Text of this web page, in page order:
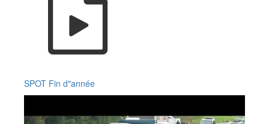
SPOT Fin d"année